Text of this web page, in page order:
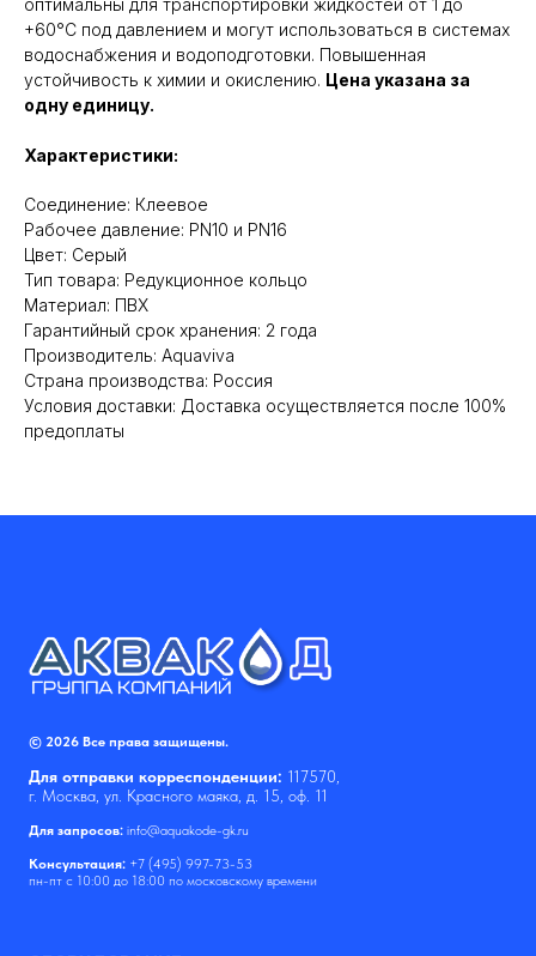
оптимальны для транспортировки жидкостей от 1 до
+60°C под давлением и могут использоваться в системах
водоснабжения и водоподготовки. Повышенная
устойчивость к химии и окислению. Цена указана за
одну единицу.
Характеристики:
Cоединение: Клеевое
Рабочее давление: PN10 и PN16
Цвет: Серый
Тип товара: Редукционное кольцо
Материал: ПВХ
Гарантийный срок хранения: 2 года
Производитель: Aquaviva
Страна производства: Россия
Условия доставки: Доставка осуществляется после 100%
предоплаты
© 2026 Все права защищены.
Для отправки корреспонденции: 117570,
г. Москва, ул. Красного маяка, д. 15, оф. 11
Для запросов: info@aquakode-gk.ru
Консультация: +7 (495) 997-73-53
пн-пт с 10:00 до 18:00 по московскому времени